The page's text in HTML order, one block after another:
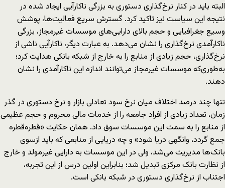
البته باید در کنار نرخ‌گذاری دستوری به بزرگی ناکارآیی ایجاد شده در
نتیجه این سیاست نیز تاکید کرد. گسترش سریع فعالیت‌ها، پوشش
وسیع جغرافیایی و حجم بالای دارایی‌های موسسات غیرمجاز، بزرگی
ناکارآمدی نرخ‌گذاری را نشان می‌دهد. به عبارت دیگر، ناکارآیی ناشی از
نرخ‌گذاری، حجم زیادی از منابع را به خارج از شبکه بانکی هدایت کرد؛
به‌طوری‌که موسسات غیرمجاز می‌توانند اندازه این ناکارآمدی را نشان
دهند.
تنها چند درصد اختلاف میان نرخ سود تعادلی بازار و نرخ دستوری در گذر
زمان، تعداد زیادی از افراد جامعه را از خدمات مالی محروم و حجم عظیمی
از منابع را به سمت این موسسات سوق داد. همان حکایت «قطره‌قطره
جمع گردد، وانگهی دریا شود» و چه دریایی از منابعی که باید ازسوی
بانک‌ها مدیریت می‌شد، ولی در این موسسات به دارایی غیر‌مولد و خارج
از نظارت بانک مرکزی تبدیل شد؛ بنابراین اولین درس از این تجربه،
اجتناب از نرخ‌گذاری دستوری در شبکه بانکی است.